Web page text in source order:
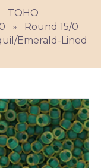
TOHO
»
Round 15/0
Emerald-Lined